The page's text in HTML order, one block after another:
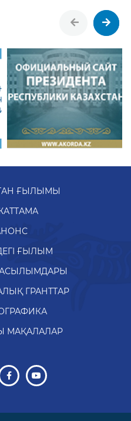
ҒЫЛЫМЫ
ҒЫЛЫМ
ГРАНТТАР
МАҚАЛАЛАР